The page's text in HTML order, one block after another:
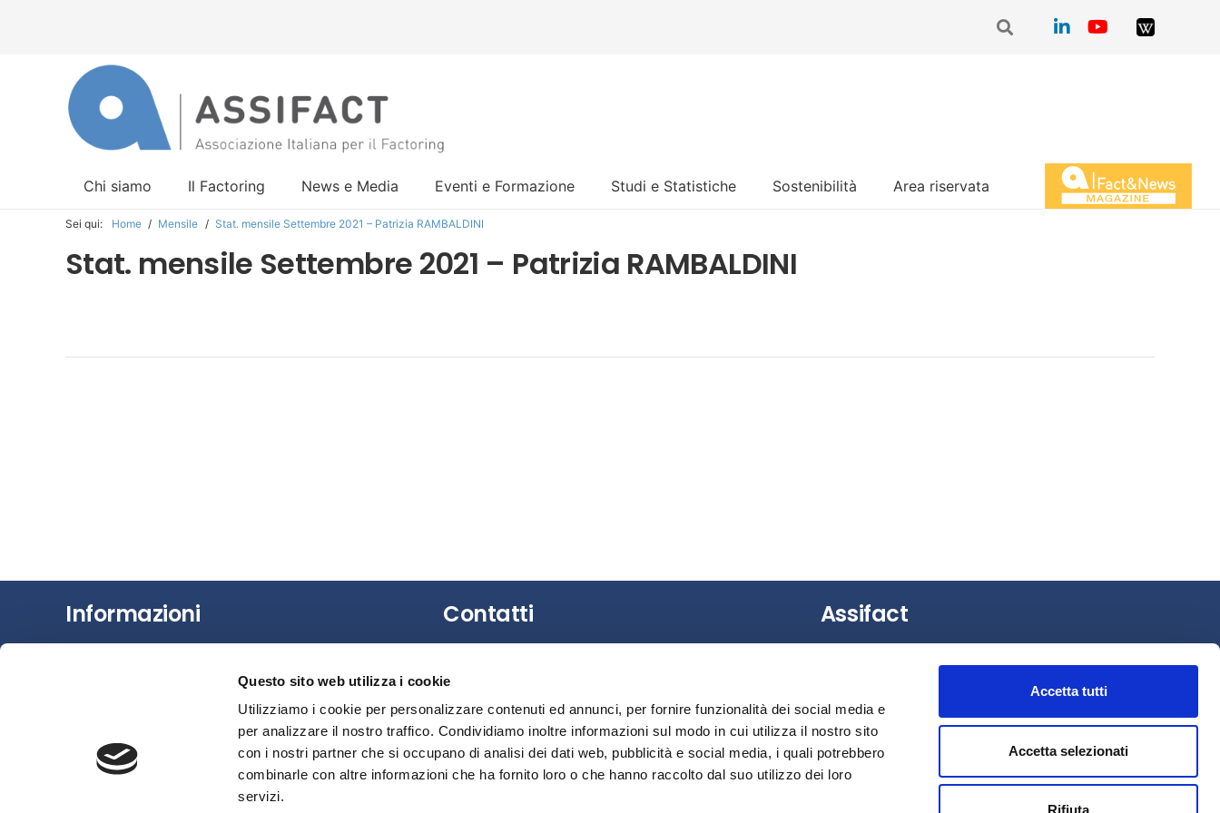
Questo sito web utilizza i cookie
Utilizziamo i cookie per personalizzare contenuti ed annunci, per fornire funzionalità dei social media e
per analizzare il nostro traffico. Condividiamo inoltre informazioni sul modo in cui utilizza il nostro sito
con i nostri partner che si occupano di analisi dei dati web, pubblicità e social media, i quali potrebbero
combinarle con altre informazioni che ha fornito loro o che hanno raccolto dal suo utilizzo dei loro
servizi.
Accetta tutti
Accetta selezionati
Rifiuta
Chi siamo Il Factoring News e Media Eventi e Formazione Studi e Statistiche Sostenibilità Area riservata Magazine Fact&News
Sei qui: Home / Mensile / Stat. mensile Settembre 2021 – Patrizia RAMBALDINI
Stat. mensile Settembre 2021 – Patrizia RAMBALDINI
Informazioni
Studi e Statistiche
Contatti
pubblico.
È possibile richiedere un appuntamento
contattando la Segreteria.
Privacy
Assifact
Largo Augusto, 3 –20122 Milano (MI)
Fax: +39 0276020159
Mail:assifact@assifact.it